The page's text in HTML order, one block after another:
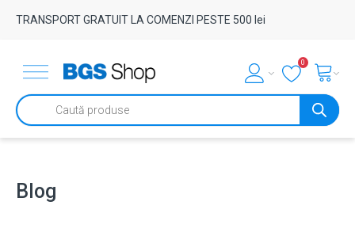
TRANSPORT GRATUIT LA COMENZI PESTE 500 lei
0
Products
search
Blog